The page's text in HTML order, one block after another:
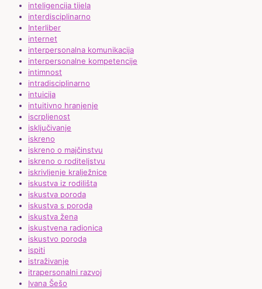
inteligencija tijela
interdisciplinarno
Interliber
internet
interpersonalna komunikacija
interpersonalne kompetencije
intimnost
intradisciplinarno
intuicija
intuitivno hranjenje
iscrpljenost
isključivanje
iskreno
iskreno o majčinstvu
iskreno o roditeljstvu
iskrivljenje kralježnice
iskustva iz rodilišta
iskustva poroda
iskustva s poroda
iskustva žena
iskustvena radionica
iskustvo poroda
ispiti
istraživanje
itrapersonalni razvoj
Ivana Šešo